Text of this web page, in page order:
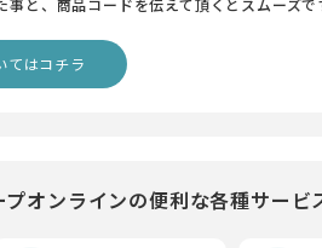
と、商品コードを伝えて頂くとスムーズで
てはコチラ
プオンラインの便利な各種サービ